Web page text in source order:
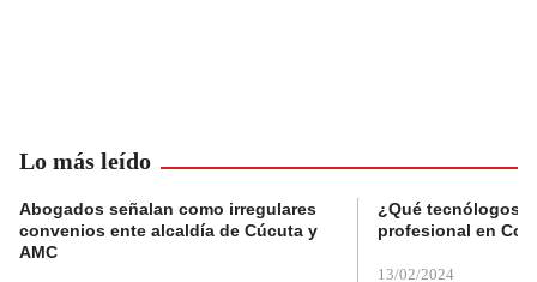
Lo más leído
Abogados señalan como irregulares
convenios ente alcaldía de Cúcuta y
AMC
¿Qué tecnólogos
profesional en
13/02/2024